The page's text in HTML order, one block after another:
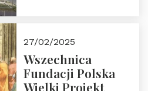
27/02/2025
Wszechnica
Fundacji Polska
Wielki Projekt